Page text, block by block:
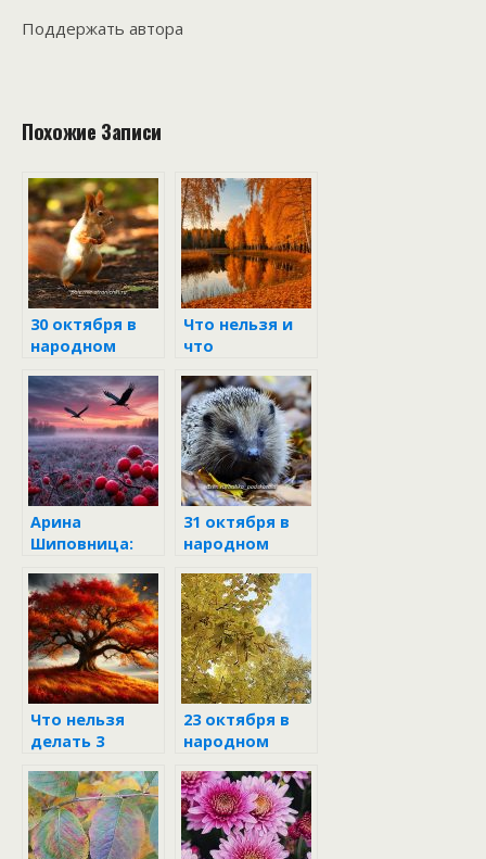
Поддержать автора
Похожие Записи
30 октября в
народном
Что нельзя и
что
надо сделать 2
октября в
Трофимов
день
Арина
Шиповница:
приметы 1
октября
31 октября в
народном
Что нельзя
делать 3
чтобы не
«выдуло»
удачу и
красоту
23 октября в
народном